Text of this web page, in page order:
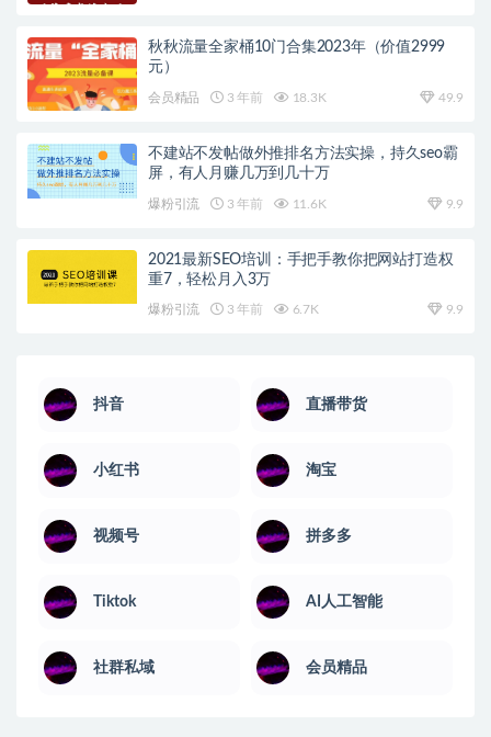
秋秋流量全家桶10门合集2023年（价值2999
元）
会员精品 3 年前 18.3K 49.9
不建站不发帖做外推排名方法实操，持久seo霸
屏，有人月赚几万到几十万
爆粉引流 3 年前 11.6K 9.9
2021最新SEO培训：手把手教你把网站打造权
重7，轻松月入3万
爆粉引流 3 年前 6.7K 9.9
抖音 直播带货
小红书 淘宝
视频号 拼多多
Tiktok AI人工智能
社群私域 会员精品